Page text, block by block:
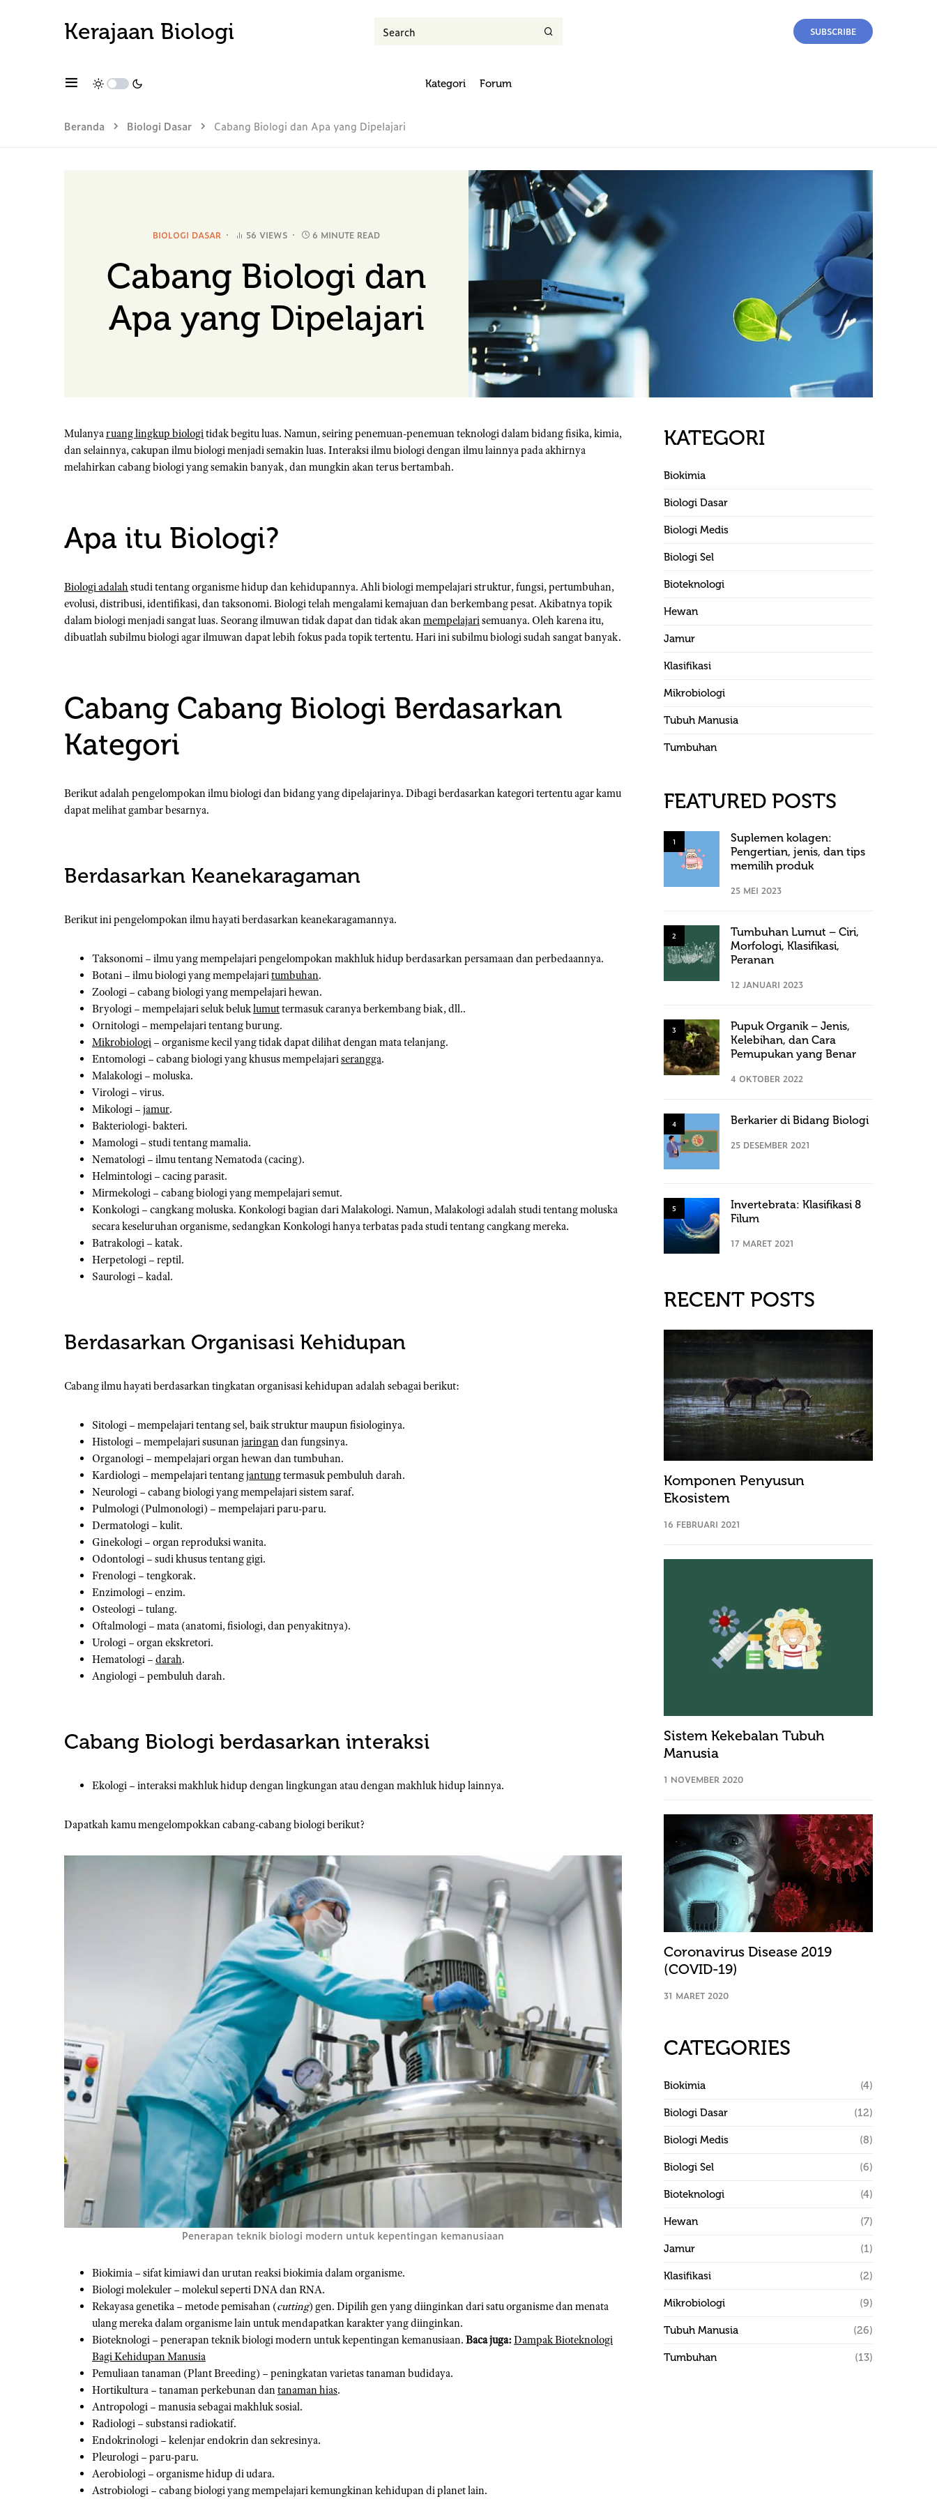
Kerajaan Biologi SUBSCRIBE
Kategori Forum
Beranda Biologi Dasar Cabang Biologi dan Apa yang Dipelajari
BIOLOGI DASAR 56 VIEWS 6 MINUTE READ
Cabang Biologi dan
Apa yang Dipelajari
Mulanyaruang lingkup biologitidak begitu luas. Namun, seiring penemuan-penemuan teknologi dalam bidang fisika, kimia,
dan selainnya, cakupan ilmu biologi menjadi semakin luas. Interaksi ilmu biologi dengan ilmu lainnya pada akhirnya
melahirkan cabang biologi yang semakin banyak, dan mungkin akan terus bertambah.
Apa itu Biologi?
Biologi adalah studi tentang organisme hidup dan kehidupannya. Ahli biologi mempelajari struktur, fungsi, pertumbuhan,
evolusi, distribusi, identifikasi, dan taksonomi. Biologi telah mengalami kemajuan dan berkembang pesat. Akibatnya topik
dalam biologi menjadi sangat luas. Seorang ilmuwan tidak dapat dan tidak akanmempelajarisemuanya. Oleh karena itu,
dibuatlah subilmu biologi agar ilmuwan dapat lebih fokus pada topik tertentu. Hari ini subilmu biologi sudah sangat banyak.
Cabang Cabang Biologi Berdasarkan
Kategori
Berikut adalah pengelompokan ilmu biologi dan bidang yang dipelajarinya. Dibagi berdasarkan kategori tertentu agar kamu
dapat melihat gambar besarnya.
Berdasarkan Keanekaragaman
Berikut ini pengelompokan ilmu hayati berdasarkan keanekaragamannya.
Taksonomi – ilmu yang mempelajari pengelompokan makhluk hidup berdasarkan persamaan dan perbedaannya.
Botani – ilmu biologi yang mempelajaritumbuhan.
Zoologi – cabang biologi yang mempelajari hewan.
Bryologi – mempelajari seluk beluklumuttermasuk caranya berkembang biak, dll..
Ornitologi – mempelajari tentang burung.
Mikrobiologi – organisme kecil yang tidak dapat dilihat dengan mata telanjang.
Entomologi – cabang biologi yang khusus mempelajariserangga.
Malakologi – moluska.
Virologi – virus.
Mikologi – jamur.
Bakteriologi- bakteri.
Mamologi – studi tentang mamalia.
Nematologi – ilmu tentang Nematoda (cacing).
Helmintologi – cacing parasit.
Mirmekologi – cabang biologi yang mempelajari semut.
Konkologi – cangkang moluska. Konkologi bagian dari Malakologi. Namun, Malakologi adalah studi tentang moluska
secara keseluruhan organisme, sedangkan Konkologi hanya terbatas pada studi tentang cangkang mereka.
Batrakologi – katak.
Herpetologi – reptil.
Saurologi – kadal.
Berdasarkan Organisasi Kehidupan
Cabang ilmu hayati berdasarkan tingkatan organisasi kehidupan adalah sebagai berikut:
Sitologi – mempelajari tentang sel, baik struktur maupun fisiologinya.
Histologi – mempelajari susunanjaringandan fungsinya.
Organologi – mempelajari organ hewan dan tumbuhan.
Kardiologi – mempelajari tentangjantungtermasuk pembuluh darah.
Neurologi – cabang biologi yang mempelajari sistem saraf.
Pulmologi (Pulmonologi) – mempelajari paru-paru.
Dermatologi – kulit.
Ginekologi – organ reproduksi wanita.
Odontologi – sudi khusus tentang gigi.
Frenologi – tengkorak.
Enzimologi – enzim.
Osteologi – tulang.
Oftalmologi – mata (anatomi, fisiologi, dan penyakitnya).
Urologi – organ ekskretori.
Hematologi – darah.
Angiologi – pembuluh darah.
Cabang Biologi berdasarkan interaksi
Ekologi – interaksi makhluk hidup dengan lingkungan atau dengan makhluk hidup lainnya.
Dapatkah kamu mengelompokkan cabang-cabang biologi berikut?
Penerapan teknik biologi modern untuk kepentingan kemanusiaan
Biokimia – sifat kimiawi dan urutan reaksi biokimia dalam organisme.
Biologi molekuler – molekul seperti DNA dan RNA.
Rekayasa genetika – metode pemisahan (cutting) gen. Dipilih gen yang diinginkan dari satu organisme dan menata
ulang mereka dalam organisme lain untuk mendapatkan karakter yang diinginkan.
Bioteknologi – penerapan teknik biologi modern untuk kepentingan kemanusiaan. Baca juga: Dampak Bioteknologi
Bagi Kehidupan Manusia
Pemuliaan tanaman (Plant Breeding) – peningkatan varietas tanaman budidaya.
Hortikultura – tanaman perkebunan dantanaman hias.
Antropologi – manusia sebagai makhluk sosial.
Radiologi – substansi radiokatif.
Endokrinologi – kelenjar endokrin dan sekresinya.
Pleurologi – paru-paru.
Aerobiologi – organisme hidup di udara.
Astrobiologi – cabang biologi yang mempelajari kemungkinan kehidupan di planet lain.
KATEGORI
Biokimia
Biologi Dasar
Biologi Medis
Biologi Sel
Bioteknologi
Hewan
Jamur
Klasifikasi
Mikrobiologi
Tubuh Manusia
Tumbuhan
FEATURED POSTS
1
Suplemen kolagen:
Pengertian, jenis, dan tips
memilih produk
25 MEI 2023
2
Tumbuhan Lumut – Ciri,
Morfologi, Klasifikasi,
Peranan
12 JANUARI 2023
3
Pupuk Organik – Jenis,
Kelebihan, dan Cara
Pemupukan yang Benar
4 OKTOBER 2022
4 Berkarier di Bidang Biologi
25 DESEMBER 2021
5
Invertebrata: Klasifikasi 8
Filum
17 MARET 2021
RECENT POSTS
Komponen Penyusun
Ekosistem
16 FEBRUARI 2021
Sistem Kekebalan Tubuh
Manusia
1 NOVEMBER 2020
Coronavirus Disease 2019
(COVID-19)
31 MARET 2020
CATEGORIES
Biokimia (4)
Biologi Dasar (12)
Biologi Medis (8)
Biologi Sel (6)
Bioteknologi (4)
Hewan (7)
Jamur (1)
Klasifikasi (2)
Mikrobiologi (9)
Tubuh Manusia (26)
Tumbuhan (13)